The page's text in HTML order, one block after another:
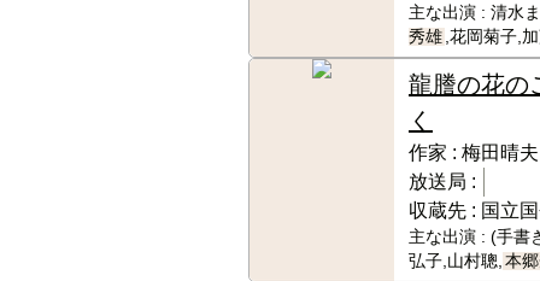
主な出演 : 清水
秀雄 ,花岡菊子,
龍謄の花の
く
作家 : 梅田晴夫
放送局 :
収蔵先 : 国立
主な出演 : (手書
弘子,山村聰, 本